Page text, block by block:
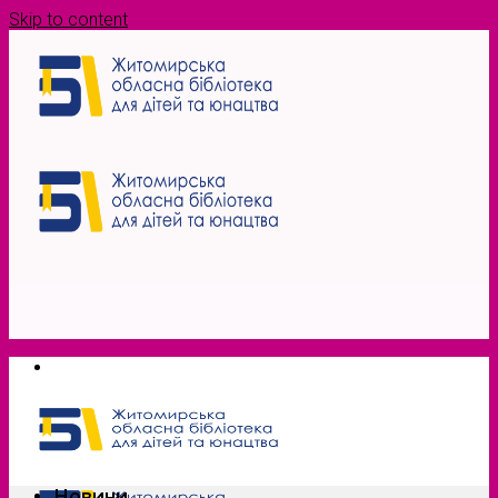
Skip to content